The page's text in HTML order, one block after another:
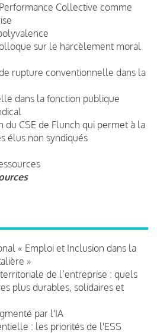
Collective comme
sur le harcèlement moral
rupture conventionnelle dans la
dans la fonction publique
du CSE de Flunch qui permet à la
élus non syndiqués
« Emploi et Inclusion dans la
»
de l’entreprise : quels
plus durables, solidaires et
par l'IA
: les priorités de l'ESS